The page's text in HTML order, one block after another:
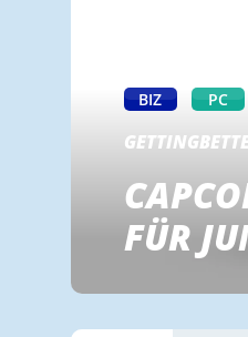
BIZ PC
FÜR